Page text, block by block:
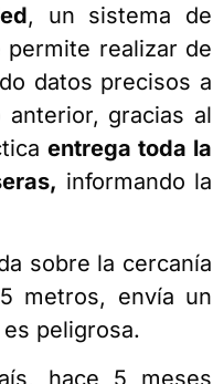
, un sistema de
realizar de
datos precisos a
gracias al
entrega toda la
informando la
sobre la cercanía
metros, envía un
peligrosa.